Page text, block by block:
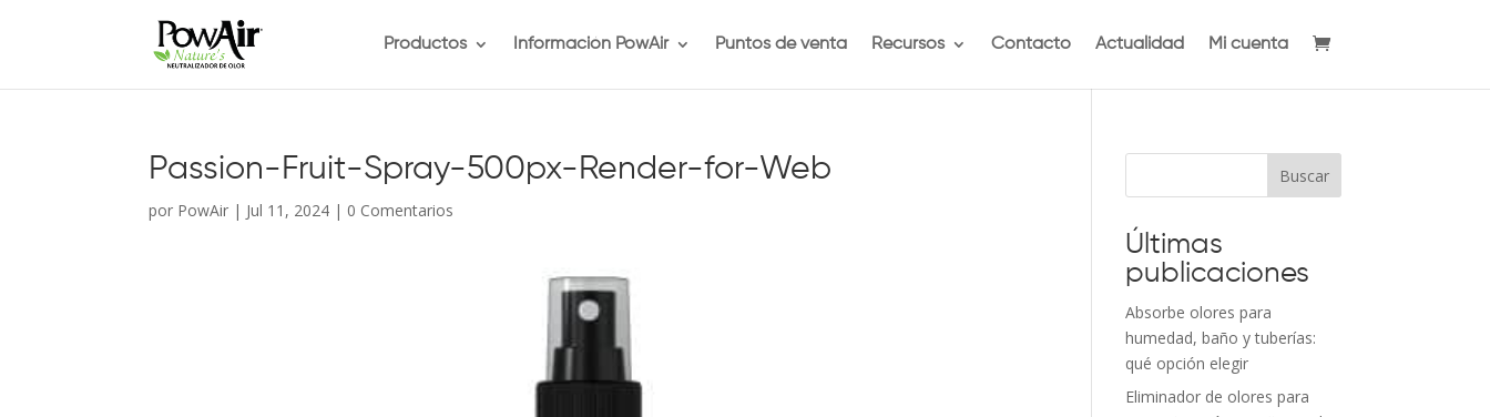
Productos Información PowAir Puntos de venta Recursos Contacto Actualidad Mi cuenta
Passion-Fruit-Spray-500px-Render-for-Web
por PowAir | Jul 11, 2024 | 0 Comentarios
Buscar
Últimas
publicaciones
Absorbe olores para
humedad, baño y tuberías:
qué opción elegir
Eliminador de olores para